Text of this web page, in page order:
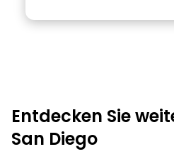
Entdecken Sie
San Diego